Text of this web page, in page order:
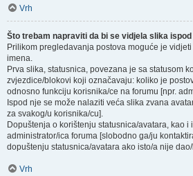
Vrh
Što trebam napraviti da bi se vidjela slika
Prilikom pregledavanja postova moguće je
imena.
Prva slika, statusnica, povezana je sa statusom
zvjezdice/blokovi koji označavaju: koliko je
odnosno funkciju korisnika/ce na forumu [npr.
Ispod nje se može nalaziti veća slika zvana
za svakog/u korisnika/cu].
Dopuštenja o korištenju statusnica/avatara, kao i
administrator/ica foruma [slobodno ga/ju
dopuštenju statusnica/avatara ako isto/a nije
Vrh